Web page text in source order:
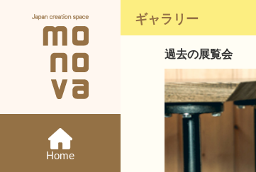
Home
monovaとは
概要・沿革
ニュース
イベント
現在の展示会
今後の展示会
メーカー紹介
特集
ギャラリー
過去の展覧会